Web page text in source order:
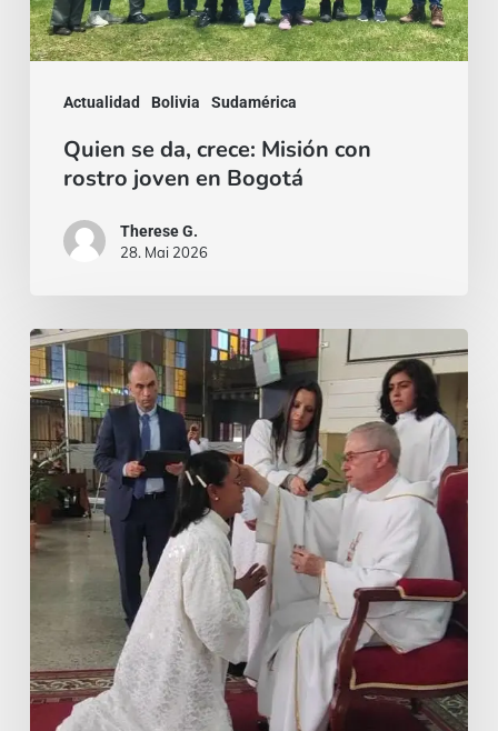
Actualidad Bolivia Sudamérica
rostro
joven
Quien se da, crece: Misión con
rostro joven en Bogotá
Therese G.
28. Mai 2026
¡El
miedo
siempre
puede
aparecer,
pero
la
es
mayor!